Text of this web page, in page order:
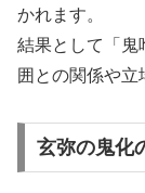
かれます。
結果として「鬼
囲との関係や立
玄弥の鬼化